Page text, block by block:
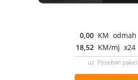
0,00 KM odmah
18,52 KM/mj x24
uz Poseban paket